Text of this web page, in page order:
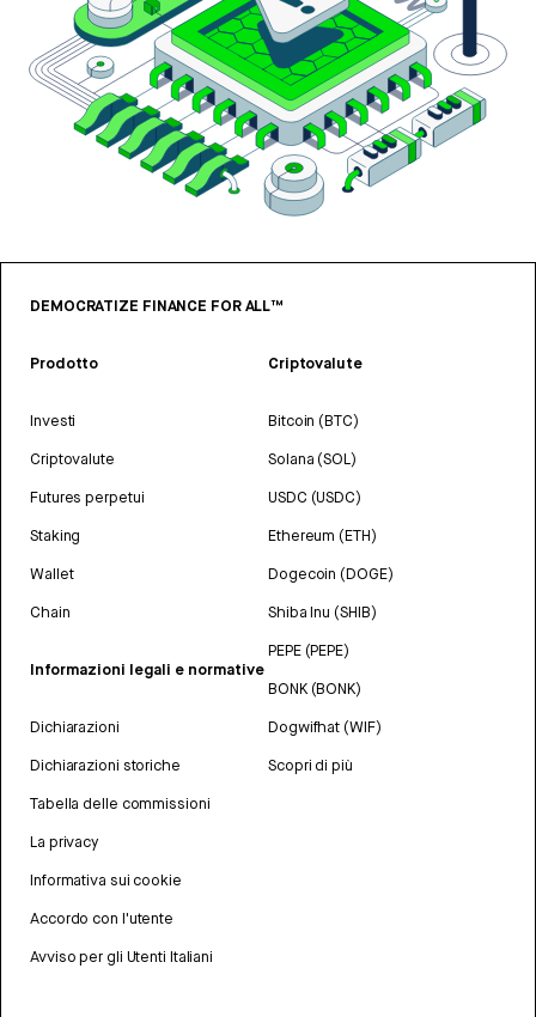
DEMOCRATIZE FINANCE FOR ALL™
Prodotto
Investi
Criptovalute
Futures perpetui
Staking
Wallet
Chain
Informazioni legali e normative
Dichiarazioni
Dichiarazioni storiche
Tabella delle commissioni
La privacy
Informativa sui cookie
Accordo con l'utente
Avviso per gli Utenti Italiani
Criptovalute
Bitcoin (BTC)
Solana (SOL)
USDC (USDC)
Ethereum (ETH)
Dogecoin (DOGE)
Shiba Inu (SHIB)
PEPE (PEPE)
BONK (BONK)
Dogwifhat (WIF)
Scopri di più